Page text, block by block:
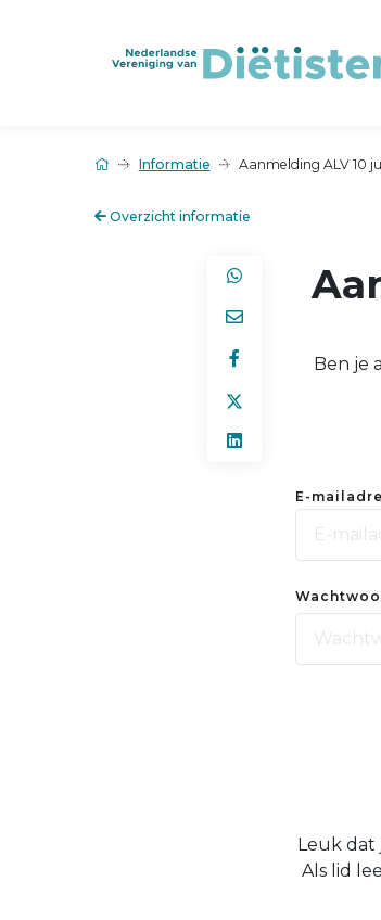
Informatie Aanmelding ALV 10
Overzicht informatie
Ben je
E-
Leuk dat
Als lid